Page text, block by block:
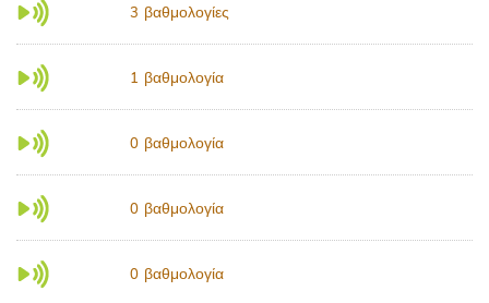
3 βαθμολογίες
1 βαθμολογία
0 βαθμολογία
0 βαθμολογία
0 βαθμολογία